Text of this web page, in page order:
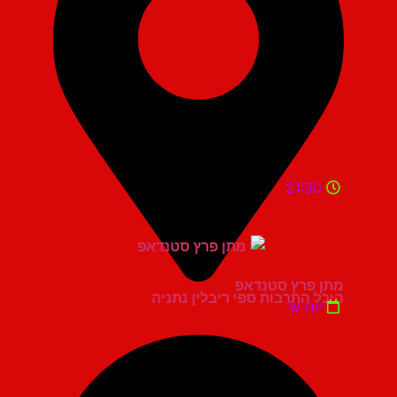
היכל התרבות ספי ריבלין נתניה
21:30
מתן פרץ סטנדאפ
יום ש'